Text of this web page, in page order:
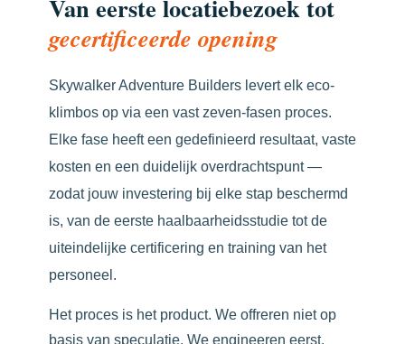
Van eerste locatiebezoek tot
gecertificeerde opening
Skywalker Adventure Builders levert elk eco-
klimbos op via een vast zeven-fasen proces.
Elke fase heeft een gedefinieerd resultaat, vaste
kosten en een duidelijk overdrachtspunt —
zodat jouw investering bij elke stap beschermd
is, van de eerste haalbaarheidsstudie tot de
uiteindelijke certificering en training van het
personeel.
Het proces is het product. We offreren niet op
basis van speculatie. We engineeren eerst,